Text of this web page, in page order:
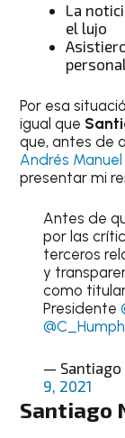
La
el lujo
Por esa
igual que
que, antes de
Andrés
presentar mi
Antes de
por las
terceros
y
como
Presidente
— Santiago
9, 2021
Santiago